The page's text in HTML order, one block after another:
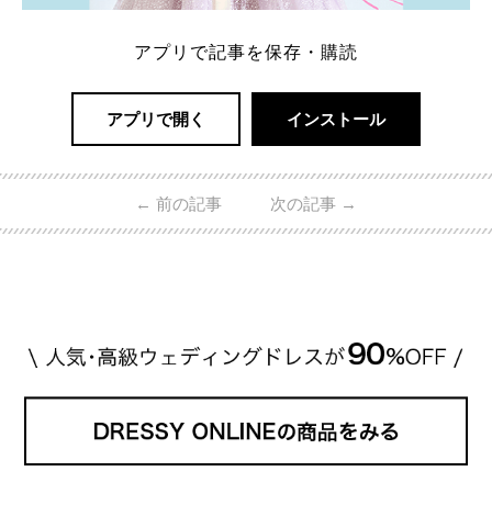
アプリで記事を保存・購読
アプリで開く インストール
← 前の記事 次の記事 →